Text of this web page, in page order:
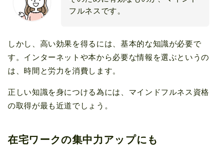
フルネスです。
しかし、高い効果を得るには、基本的な知識が必要で
す。インターネットや本から必要な情報を選ぶというの
は、時間と労力を消費します。
正しい知識を身につける為には、マインドフルネス資格
の取得が最も近道でしょう。
在宅ワークの集中力アップにも